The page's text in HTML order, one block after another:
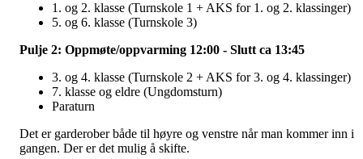
1. og 2. klasse (Turnskole 1 + AKS for 1. og 2. klassinger)
5. og 6. klasse (Turnskole 3)
Pulje 2: Oppmøte/oppvarming 12:00 - Slutt ca 13:45
3. og 4. klasse (Turnskole 2 + AKS for 3. og 4. klassinger)
7. klasse og eldre (Ungdomsturn)
Paraturn
Det er garderober både til høyre og venstre når man kommer inn i
gangen. Der er det mulig å skifte.